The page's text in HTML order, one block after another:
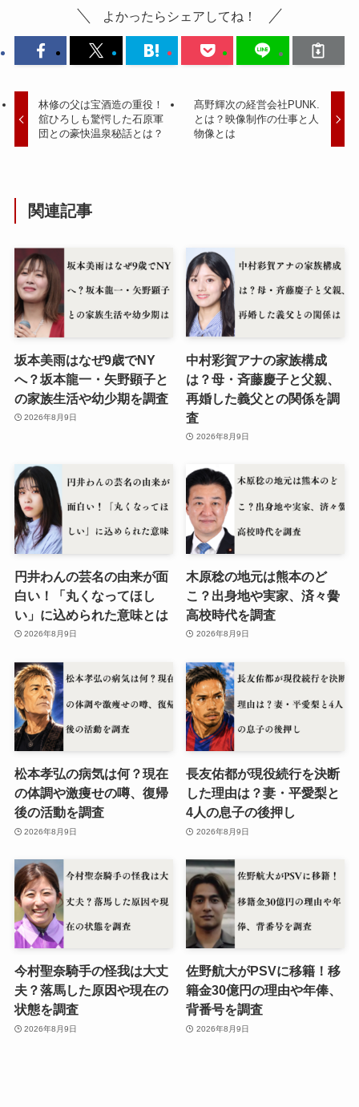
よかったらシェアしてね！
林修の父は宝酒造の重役！
舘ひろしも驚愕した石原軍
団との豪快温泉秘話とは？
髙野輝次の経営会社PUNK.
とは？映像制作の仕事と人
物像とは
関連記事
坂本美雨はなぜ9歳でNY
へ？坂本龍一・矢野顕子と
の家族生活や幼少期を調査
2026年8月9日
中村彩賀アナの家族構成
は？母・斉藤慶子と父親、
再婚した義父との関係を調
査
2026年8月9日
円井わんの芸名の由来が面
白い！「丸くなってほし
い」に込められた意味とは
2026年8月9日
木原稔の地元は熊本のど
こ？出身地や実家、済々黌
高校時代を調査
2026年8月9日
松本孝弘の病気は何？現在
の体調や激痩せの噂、復帰
後の活動を調査
2026年8月9日
長友佑都が現役続行を決断
した理由は？妻・平愛梨と
4人の息子の後押し
2026年8月9日
今村聖奈騎手の怪我は大丈
夫？落馬した原因や現在の
状態を調査
2026年8月9日
佐野航大がPSVに移籍！移
籍金30億円の理由や年俸、
背番号を調査
2026年8月9日